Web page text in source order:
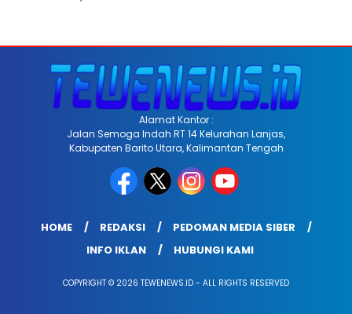
Alamat Kantor :
Jalan Semoga Indah RT 14 Kelurahan Lanjas,
Kabupaten Barito Utara, Kalimantan Tengah
HOME REDAKSI
PEDOMAN MEDIA SIBER
INFO IKLAN
HUBUNGI KAMI
COPYRIGHT © 2026 TEWENEWS.ID - ALL RIGHTS RESERVED